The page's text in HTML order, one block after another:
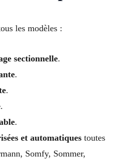
les modèles :
sectionnelle.
.
.
.
.
et automatiquestoutes
Somfy, Sommer,